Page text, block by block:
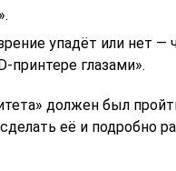
упадёт или нет —
принтере глазами».
должен был
её и подробно